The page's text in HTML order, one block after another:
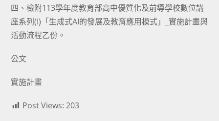
四、檢附113學年度教育部高中優質化及前導學校數位講
座系列(I)「生成式AI的發展及教育應用模式」_實施計畫與
活動流程乙份。
公文
實施計畫
Post Views: 203